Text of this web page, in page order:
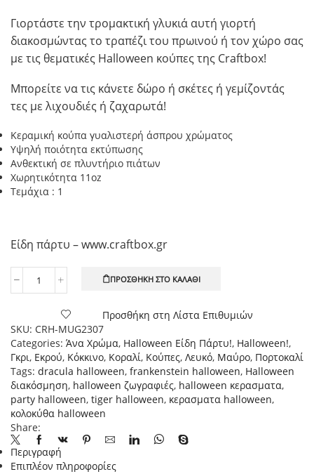
Γιορτάστε την τρομακτική γλυκιά αυτή γιορτή
διακοσμώντας το τραπέζι του πρωινού ή τον χώρο σας
με τις θεματικές Halloween κούπες της Craftbox!
Μπορείτε να τις κάνετε δώρο ή σκέτες ή γεμίζοντάς
τες με λιχουδιές ή ζαχαρωτά!
Κεραμική κούπα γυαλιστερή άσπρου χρώματος
Υψηλή ποιότητα εκτύπωσης
Ανθεκτική σε πλυντήριο πιάτων
Χωρητικότητα 11oz
Τεμάχια : 1
Είδη πάρτυ – www.craftbox.gr
Halloween
Κούπα
Halloween
"Witch
Way
to
the
Coffee"
1
τεμ.
ποσότητα
ΠΡΟΣΘΉΚΗ ΣΤΟ ΚΑΛΆΘΙ
Προσθήκη στη Λίστα Επιθυμιών
SKU: CRH-MUG2307
Categories: Άνα Χρώμα, Halloween Είδη Πάρτυ!, Halloween!,
Γκρι, Εκρού, Κόκκινο, Κοραλί, Κούπες, Λευκό, Μαύρο, Πορτοκαλί
Tags: dracula halloween, frankenstein halloween, Halloween
διακόσμηση, halloween ζωγραφιές, halloween κερασματα,
party halloween, tiger halloween, κερασματα halloween,
κολοκύθα halloween
Share:
Περιγραφή
Επιπλέον πληροφορίες